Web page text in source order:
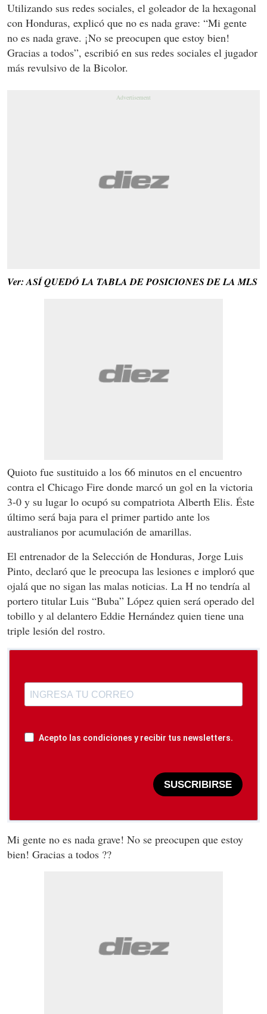
Utilizando sus redes sociales, el goleador de la hexagonal
con Honduras, explicó que no es nada grave: “Mi gente
no es nada grave. ¡No se preocupen que estoy bien!
Gracias a todos”, escribió en sus redes sociales el jugador
más revulsivo de la Bicolor.
Ver: ASÍ QUEDÓ LA TABLA DE POSICIONES DE LA MLS
Quioto fue sustituido a los 66 minutos en el encuentro
contra el Chicago Fire donde marcó un gol en la victoria
3-0 y su lugar lo ocupó su compatriota Alberth Elis. Éste
último será baja para el primer partido ante los
australianos por acumulación de amarillas.
El entrenador de la Selección de Honduras, Jorge Luis
Pinto, declaró que le preocupa las lesiones e imploró que
ojalá que no sigan las malas noticias. La H no tendría al
portero titular Luis “Buba” López quien será operado del
tobillo y al delantero Eddie Hernández quien tiene una
triple lesión del rostro.
Acepto las condiciones y recibir tus newsletters.
SUSCRIBIRSE
Mi gente no es nada grave! No se preocupen que estoy
bien! Gracias a todos ??